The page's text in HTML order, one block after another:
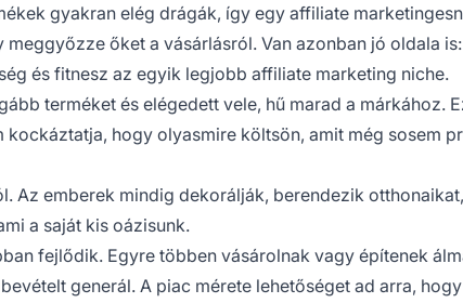
gyakran elég drágák, így egy affiliate
őket a vásárlásról. Van azonban jó oldala
és fitnesz az egyik legjobb affiliate marketing niche.
terméket és elégedett vele, hű marad a márkához.
kockáztatja, hogy olyasmire költsön, amit még sosem
Az emberek mindig dekorálják, berendezik
a saját kis oázisunk.
fejlődik. Egyre többen vásárolnak vagy építenek
bevételt generál. A piac mérete lehetőséget ad arra,